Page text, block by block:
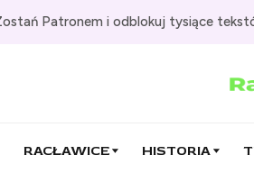
Patronem i odblokuj tysiące
RACŁAWICE HISTORIA